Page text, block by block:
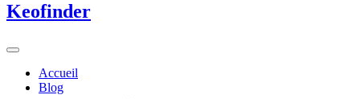
Keofinder
Accueil
Blog